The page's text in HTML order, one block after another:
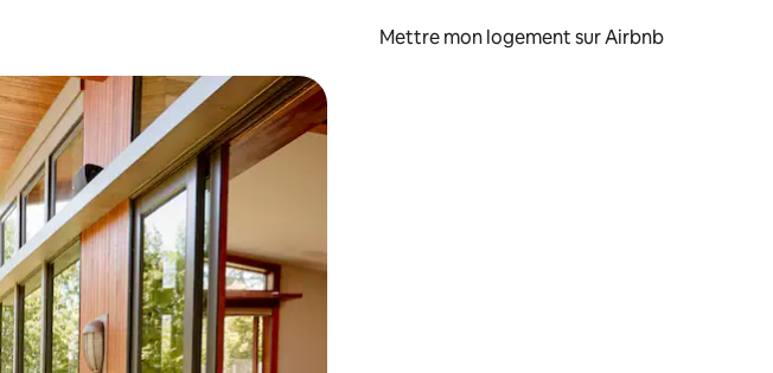
Mettre mon logement sur Airbnb